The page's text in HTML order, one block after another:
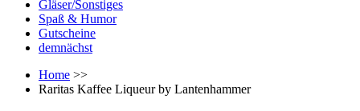
Gläser/Sonstiges
Spaß & Humor
Gutscheine
demnächst
Home >>
Raritas Kaffee Liqueur by Lantenhammer